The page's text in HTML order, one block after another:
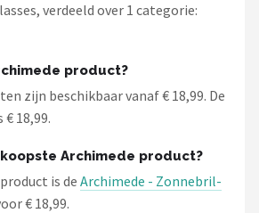
verdeeld over 1 categorie:
product?
zijn beschikbaar vanaf € 18,99. De
18,99.
Archimede product?
is de Archimede - Zonnebril-
€ 18,99.